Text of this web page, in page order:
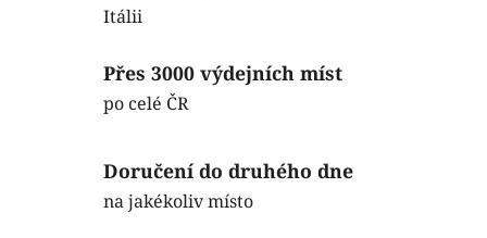
Itálii
Přes 3000 výdejních míst
po celé ČR
Doručení do druhého dne
na jakékoliv místo